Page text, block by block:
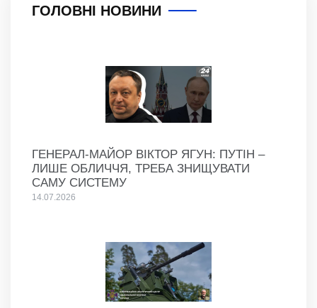
ГОЛОВНІ НОВИНИ
ГЕНЕРАЛ-МАЙОР ВІКТОР ЯГУН: ПУТІН –
ЛИШЕ ОБЛИЧЧЯ, ТРЕБА ЗНИЩУВАТИ
САМУ СИСТЕМУ
14.07.2026